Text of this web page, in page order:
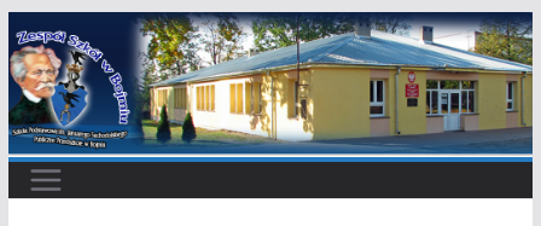
Przejdź
do
treści